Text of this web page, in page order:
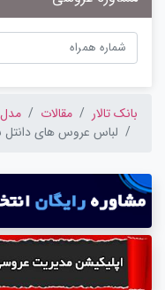
بانک تالار مقالات
لباس عروس های دانتل